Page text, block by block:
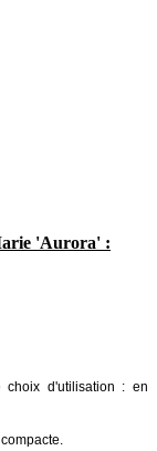
'Aurora' :
choix d'utilisation : en